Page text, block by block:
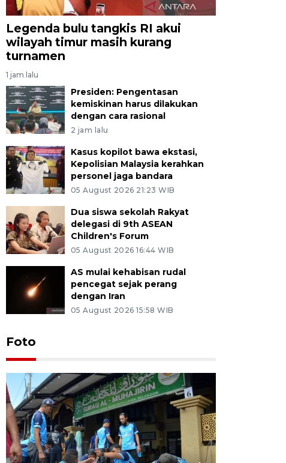
Legenda bulu tangkis RI akui
wilayah timur masih kurang
turnamen
1 jam lalu
Presiden: Pengentasan
kemiskinan harus dilakukan
dengan cara rasional
2 jam lalu
Kasus kopilot bawa ekstasi,
Kepolisian Malaysia kerahkan
personel jaga bandara
05 August 2026 21:23 WIB
Dua siswa sekolah Rakyat
delegasi di 9th ASEAN
Children's Forum
05 August 2026 16:44 WIB
AS mulai kehabisan rudal
pencegat sejak perang
dengan Iran
05 August 2026 15:58 WIB
Foto